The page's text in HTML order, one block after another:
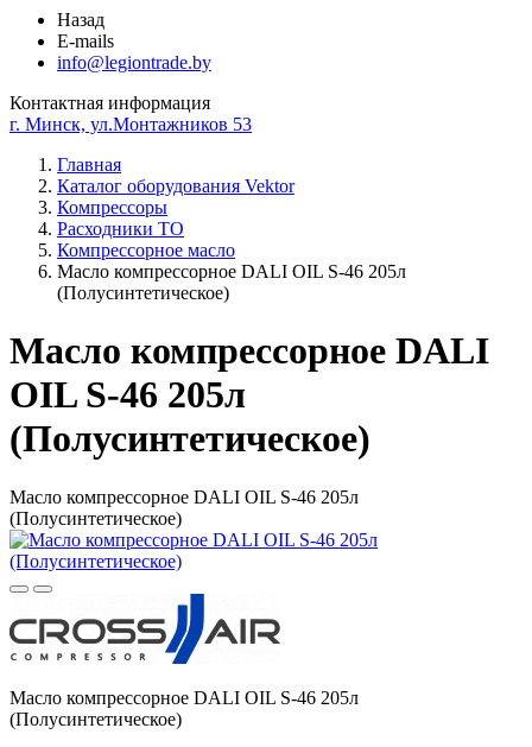
Назад
E-mails
info@legiontrade.by
Контактная информация
г. Минск, ул.Монтажников 53
Главная
Каталог оборудования Vektor
Компрессоры
Расходники ТО
Компрессорное масло
Масло компрессорное DALI OIL S-46 205л
(Полусинтетическое)
Масло компрессорное DALI
OIL S-46 205л
(Полусинтетическое)
Масло компрессорное DALI OIL S-46 205л
(Полусинтетическое)
Масло компрессорное DALI OIL S-46 205л
(Полусинтетическое)